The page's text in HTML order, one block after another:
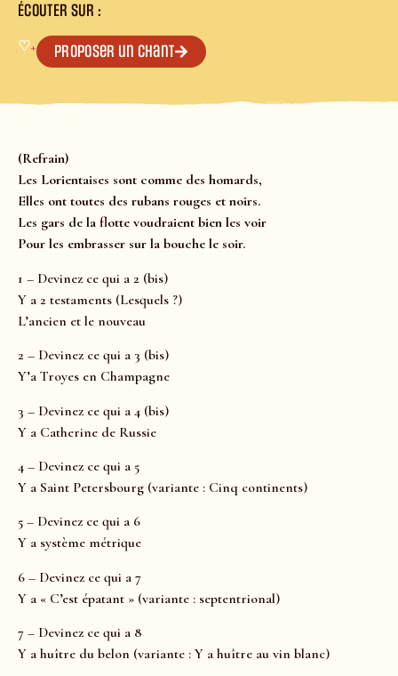
ÉCOUTER SUR :
♡+ Proposer un chant
(Refrain)
Les Lorientaises sont comme des homards,
Elles ont toutes des rubans rouges et noirs.
Les gars de la flotte voudraient bien les voir
Pour les embrasser sur la bouche le soir.
1 – Devinez ce qui a 2 (bis)
Y a 2 testaments (Lesquels ?)
L’ancien et le nouveau
2 – Devinez ce qui a 3 (bis)
Y’a Troyes en Champagne
3 – Devinez ce qui a 4 (bis)
Y a Catherine de Russie
4 – Devinez ce qui a 5
Y a Saint Petersbourg (variante : Cinq continents)
5 – Devinez ce qui a 6
Y a système métrique
6 – Devinez ce qui a 7
Y a « C’est épatant » (variante : septentrional)
7 – Devinez ce qui a 8
Y a huître du belon (variante : Y a huître au vin blanc)